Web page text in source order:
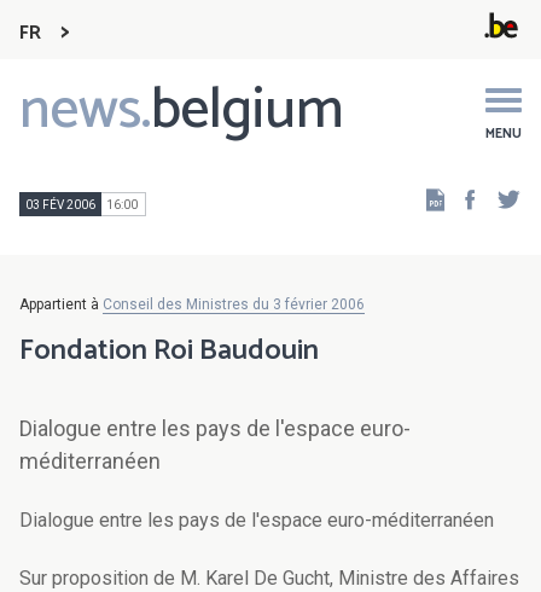
FR
news.belgium MENU
Main
navigation
03 FÉV 2006 16:00
Appartient à Conseil des Ministres du 3 février 2006
Fondation Roi Baudouin
Dialogue entre les pays de l'espace euro-
méditerranéen
Dialogue entre les pays de l'espace euro-méditerranéen
Sur proposition de M. Karel De Gucht, Ministre des Affaires